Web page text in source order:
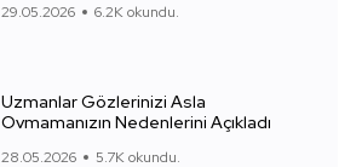
29.05.2026 6.2K okundu.
Uzmanlar Gözlerinizi Asla
Ovmamanızın Nedenlerini Açıkladı
28.05.2026 5.7K okundu.